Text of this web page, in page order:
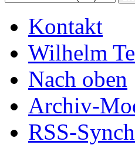
Kontakt
Wilhelm
Nach oben
Archiv-
RSS-